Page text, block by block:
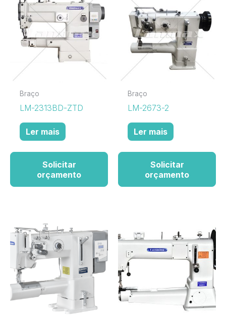
Braço
LM-2313BD-ZTD
Ler mais
Solicitar
orçamento
Braço
LM-2673-2
Ler mais
Solicitar
orçamento